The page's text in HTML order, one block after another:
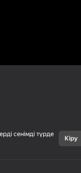
сенімді түрде
Кіру